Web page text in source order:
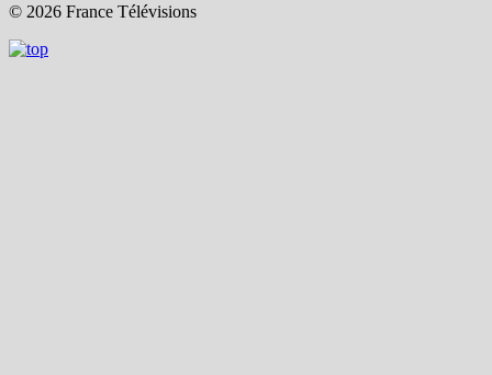
© 2026 France Télévisions